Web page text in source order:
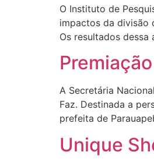
O Instituto de
impactos da divisão
Os resultados
Premiação
A Secretária
Faz. Destinada a
prefeita de
Unique